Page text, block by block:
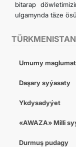
TÜRKMENISTAN
Umumy
Daşary syýasaty
Ykdysadyýet
«AWAZA» Milli
Durmuş pudagy
bitarap
ulgamynda täze